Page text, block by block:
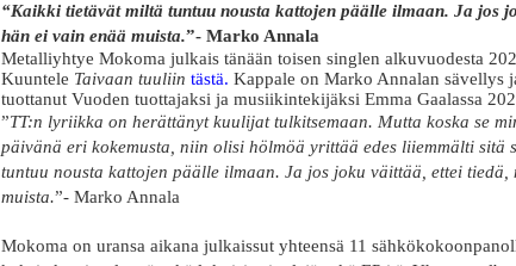
“Kaikki tietävät miltä tuntuu nousta kattojen päälle ilmaan. Ja jos
hän ei vain enää muista.”- Marko Annala
Metalliyhtye Mokoma julkais tänään toisen singlen alkuvuodesta
Kuuntele Taivaan tuuliin tästä. Kappale on Marko Annalan sävellys
tuottanut Vuoden tuottajaksi ja musiikintekijäksi Emma Gaalassa
”TT:n lyriikka on herättänyt kuulijat tulkitsemaan. Mutta koska se
päivänä eri kokemusta, niin olisi hölmöä yrittää edes liiemmälti sitä
tuntuu nousta kattojen päälle ilmaan. Ja jos joku väittää, ettei tiedä,
muista.”- Marko Annala
Mokoma on uransa aikana julkaissut yhteensä 11